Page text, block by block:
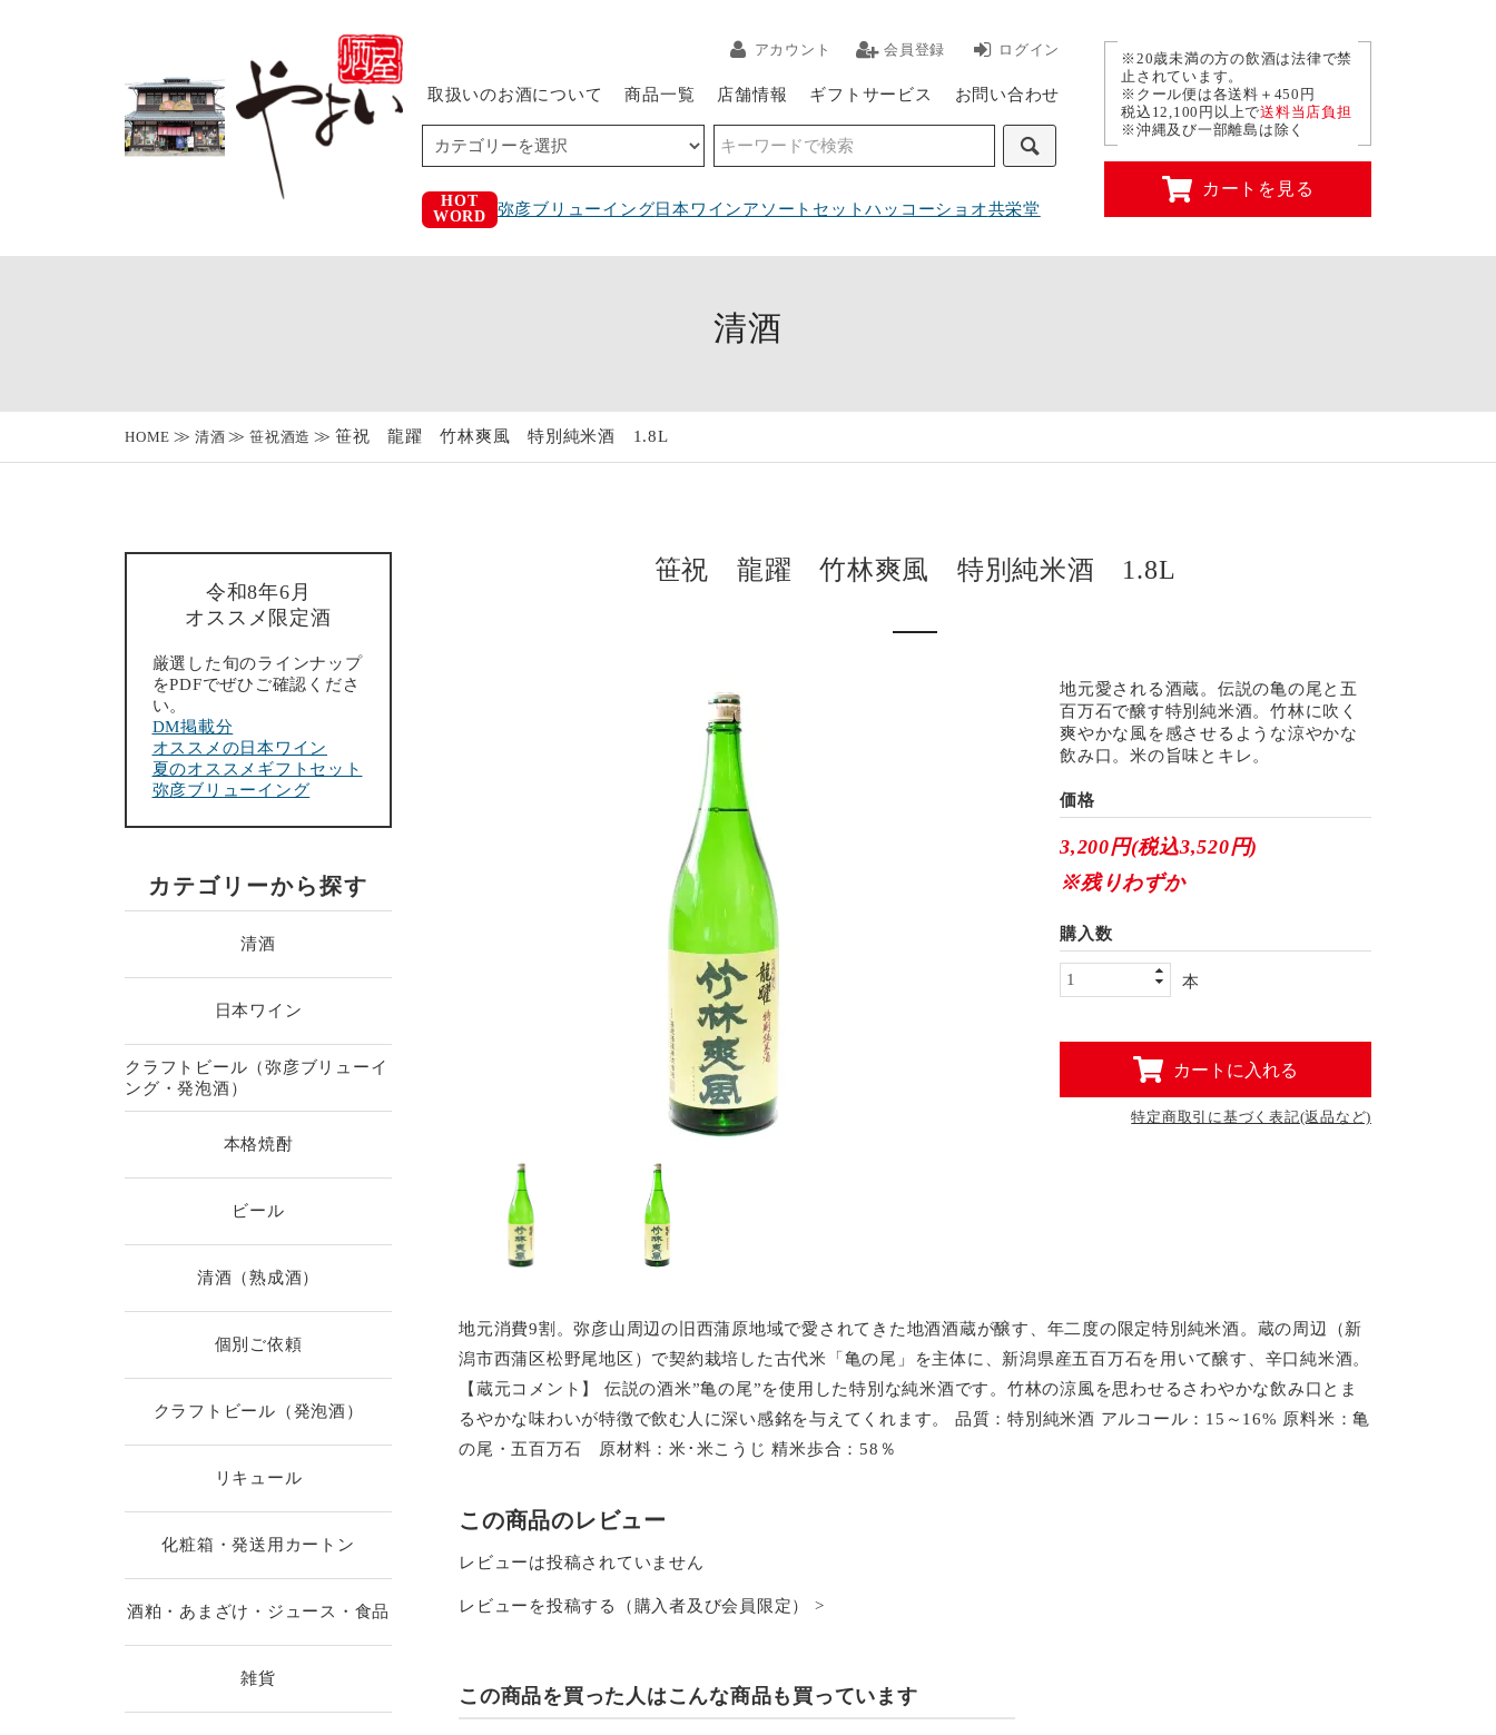
アカウント 会員登録 ログイン
取扱いのお酒について 商品一覧 店舗情報 ギフトサービス お問い合わせ
※20歳未満の方の飲酒は法律で禁
止されています。
※クール便は各送料＋450円
税込12,100円以上で送料当店負担
※沖縄及び一部離島は除く
カートを見る
HOT
WORD
弥彦ブリューイング日本ワインアソートセットハッコーショオ共栄堂
清酒
HOME 清酒 笹祝酒造 笹祝 龍躍 竹林爽風 特別純米酒 1.8L
笹祝 龍躍 竹林爽風 特別純米酒 1.8L
地元愛される酒蔵。伝説の亀の尾と五
百万石で醸す特別純米酒。竹林に吹く
爽やかな風を感させるような涼やかな
飲み口。米の旨味とキレ。
価格
3,200円(税込3,520円)
※残りわずか
購入数
本
カートに入れる
特定商取引に基づく表記(返品など)
地元消費9割。弥彦山周辺の旧西蒲原地域で愛されてきた地酒酒蔵が醸す、年二度の限定特別純米酒。蔵の周辺（新
潟市西蒲区松野尾地区）で契約栽培した古代米「亀の尾」を主体に、新潟県産五百万石を用いて醸す、辛口純米酒。
【蔵元コメント】 伝説の酒米”亀の尾”を使用した特別な純米酒です。竹林の涼風を思わせるさわやかな飲み口とま
るやかな味わいが特徴で飲む人に深い感銘を与えてくれます。 品質：特別純米酒 アルコール：15～16% 原料米：亀
の尾・五百万石 原材料：米･米こうじ 精米歩合：58％
この商品のレビュー
レビューは投稿されていません
レビューを投稿する（購入者及び会員限定） >
この商品を買った人はこんな商品も買っています
令和8年6月
オススメ限定酒
厳選した旬のラインナップ
をPDFでぜひご確認くださ
い。
DM掲載分
オススメの日本ワイン
夏のオススメギフトセット
弥彦ブリューイング
カテゴリーから探す
清酒
日本ワイン
クラフトビール（弥彦ブリューイ
ング・発泡酒）
本格焼酎
ビール
清酒（熟成酒）
個別ご依頼
クラフトビール（発泡酒）
リキュール
化粧箱・発送用カートン
酒粕・あまざけ・ジュース・食品
雑貨